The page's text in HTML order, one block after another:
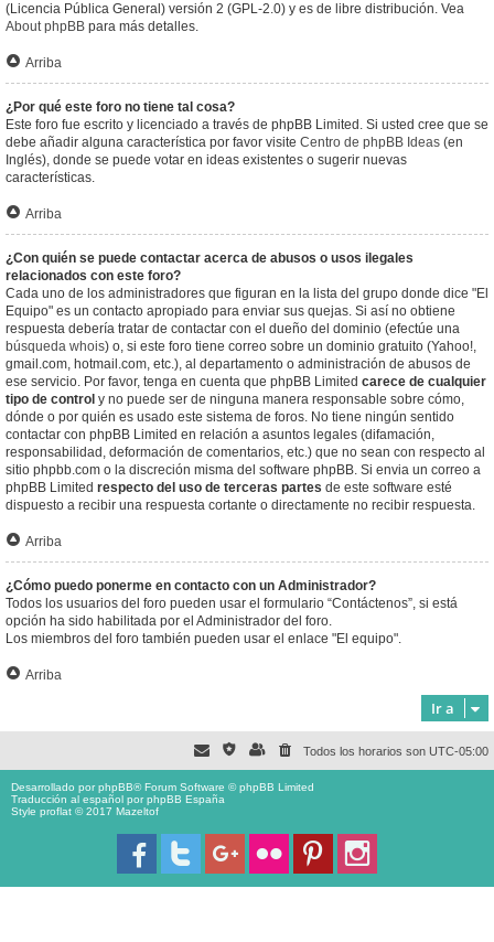
(Licencia Pública General) versión 2 (GPL-2.0) y es de libre distribución. Vea
About phpBB para más detalles.
Arriba
¿Por qué este foro no tiene tal cosa?
Este foro fue escrito y licenciado a través de phpBB Limited. Si usted cree que se
debe añadir alguna característica por favor visite Centro de phpBB Ideas (en
Inglés), donde se puede votar en ideas existentes o sugerir nuevas
características.
Arriba
¿Con quién se puede contactar acerca de abusos o usos ilegales
relacionados con este foro?
Cada uno de los administradores que figuran en la lista del grupo donde dice "El
Equipo" es un contacto apropiado para enviar sus quejas. Si así no obtiene
respuesta debería tratar de contactar con el dueño del dominio (efectúe una
búsqueda whois) o, si este foro tiene correo sobre un dominio gratuito (Yahoo!,
gmail.com, hotmail.com, etc.), al departamento o administración de abusos de
ese servicio. Por favor, tenga en cuenta que phpBB Limited carece de cualquier
tipo de control y no puede ser de ninguna manera responsable sobre cómo,
dónde o por quién es usado este sistema de foros. No tiene ningún sentido
contactar con phpBB Limited en relación a asuntos legales (difamación,
responsabilidad, deformación de comentarios, etc.) que no sean con respecto al
sitio phpbb.com o la discreción misma del software phpBB. Si envia un correo a
phpBB Limited respecto del uso de terceras partes de este software esté
dispuesto a recibir una respuesta cortante o directamente no recibir respuesta.
Arriba
¿Cómo puedo ponerme en contacto con un Administrador?
Todos los usuarios del foro pueden usar el formulario “Contáctenos”, si está
opción ha sido habilitada por el Administrador del foro.
Los miembros del foro también pueden usar el enlace "El equipo".
Arriba
Ir a
Todos los horarios son UTC-05:00
Desarrollado porphpBB® Forum Software © phpBB Limited
Traducción al español porphpBB España
Style proflat © 2017 Mazeltof